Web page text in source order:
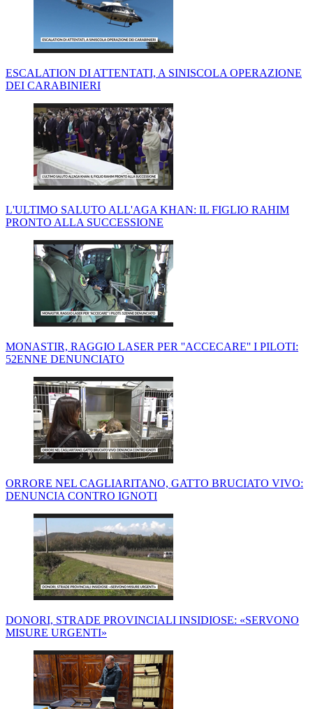
ESCALATION DI ATTENTATI, A SINISCOLA OPERAZIONE
DEI CARABINIERI
L'ULTIMO SALUTO ALL'AGA KHAN: IL FIGLIO RAHIM
PRONTO ALLA SUCCESSIONE
MONASTIR, RAGGIO LASER PER ''ACCECARE'' I PILOTI:
52ENNE DENUNCIATO
ORRORE NEL CAGLIARITANO, GATTO BRUCIATO VIVO:
DENUNCIA CONTRO IGNOTI
DONORI, STRADE PROVINCIALI INSIDIOSE: «SERVONO
MISURE URGENTI»